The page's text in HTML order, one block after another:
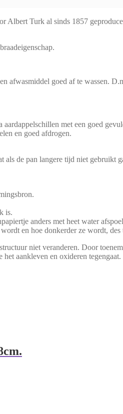
Albert Turk al sinds 1857
goed af te wassen.
met een goed
en goed afdrogen.
de pan langere tijd niet gebruikt
is.
anders met heet water
en hoe donkerder ze wordt,
niet veranderen. Door
aankleven en oxideren